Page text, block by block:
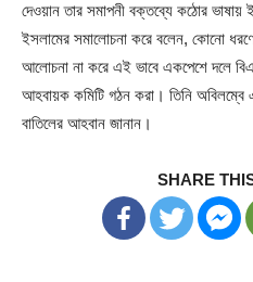
দেওয়ান তার সমাপনী বক্তব্যে কঠোর
ইসলামের সমালোচনা করে বলেন, কোনো
আলোচনা না করে এই ভাবে একপেশে দলে
আহবায়ক কমিটি গঠন করা। তিনি
বাতিলের আহবান জানান।
SHARE